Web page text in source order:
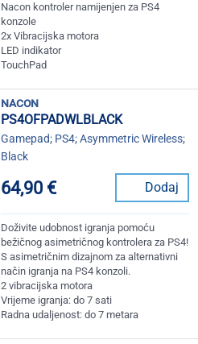
Nacon kontroler namijenjen za PS4
konzole
2x Vibracijska motora
LED indikator
TouchPad
nacon
PS4OFPADWLBLACK
Gamepad; PS4; Asymmetric Wireless;
Black
64,90 € Dodaj
Doživite udobnost igranja pomoću
bežičnog asimetričnog kontrolera za PS4!
S asimetričnim dizajnom za alternativni
način igranja na PS4 konzoli.
2 vibracijska motora
Vrijeme igranja: do 7 sati
Radna udaljenost: do 7 metara